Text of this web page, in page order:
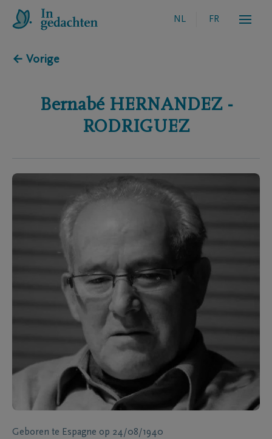
NL FR
← Vorige
Bernabé HERNANDEZ -
RODRIGUEZ
Geboren te Espagne op 24/08/1940